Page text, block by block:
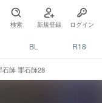
検索 新規登録 ログイン
BL R18
石師 罪石師28